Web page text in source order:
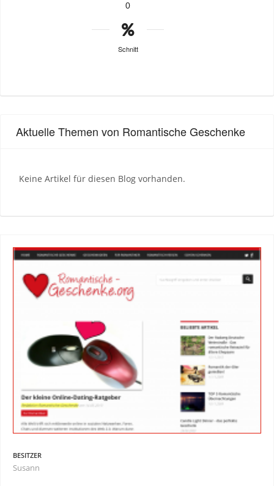
0
Schnitt
Aktuelle Themen von Romantische Geschenke
Keine Artikel für diesen Blog vorhanden.
BESITZER
Susann